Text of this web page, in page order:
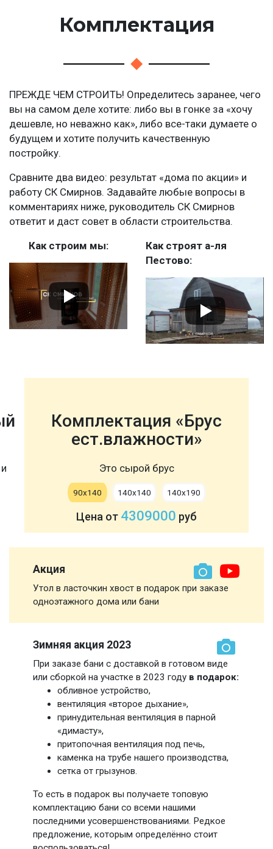
Комплектация
ПРЕЖДЕ ЧЕМ СТРОИТЬ! Определитесь заранее, чего
вы на самом деле хотите: либо вы в гонке за «хочу
дешевле, но неважно как», либо все-таки думаете о
будущем и хотите получить качественную
постройку.
Сравните два видео: результат «дома по акции» и
работу СК Смирнов. Задавайте любые вопросы в
комментариях ниже, руководитель СК Смирнов
ответит и даст совет в области строительства.
Как строим мы:
Как строят а-ля
Пестово:
Комплектация «Брус
ест.влажности»
Это сырой брус
90х140 140х140 140х190
Цена от 4309000 руб
Акция
Утол в ласточкин хвост в подарок при заказе
одноэтажного дома или бани
Зимняя акция 2023
При заказе бани с доставкой в готовом виде
или сборкой на участке в 2023 году в подарок:
обливное устройство,
вентиляция «второе дыхание»,
принудительная вентиляция в парной
«димасту»,
притопочная вентиляция под печь,
каменка на трубе нашего производства,
сетка от грызунов.
То есть в подарок вы получаете топовую
комплектацию бани со всеми нашими
последними усовершенствованиями. Редкое
предложение, которым определённо стоит